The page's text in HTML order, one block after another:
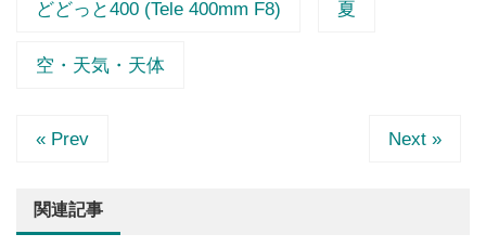
どどっと400 (Tele 400mm F8) 夏
空・天気・天体
« Prev Next »
関連記事